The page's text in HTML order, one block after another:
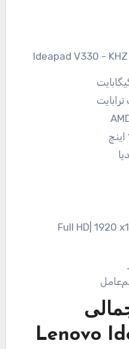
Full HD| 1920
Lenovo